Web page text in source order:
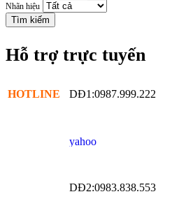
Nhãn hiệu
Hỗ trợ trực tuyến
HOTLINE DĐ1:0987.999.222
DĐ2:0983.838.553